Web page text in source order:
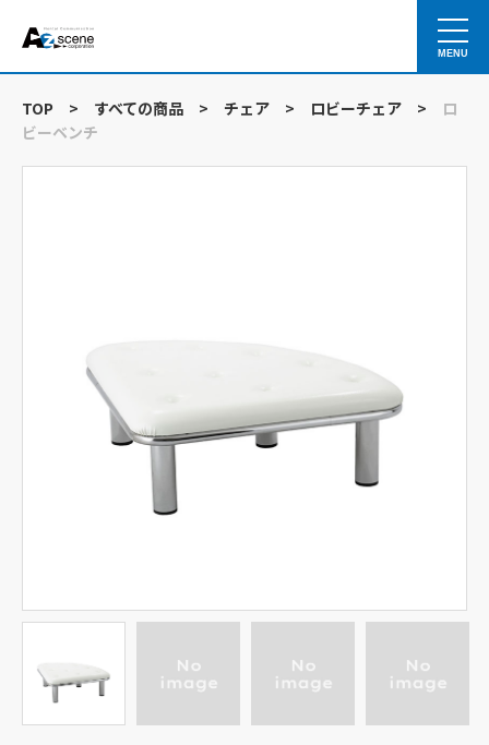
MENU
TOP > すべての商品 > チェア > ロビーチェア >
ロ
ビーベンチ